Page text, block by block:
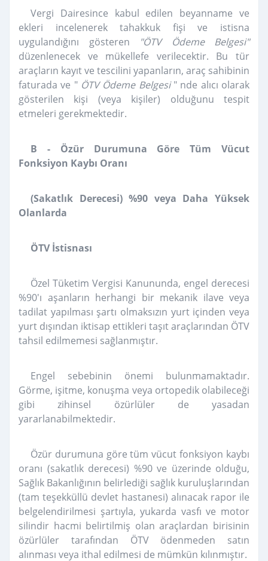
Vergi Dairesince kabul edilen beyanname ve
ekleri incelenerek tahakkuk fişi ve istisna
uygulandığını gösteren
"ÖTV Ödeme Belgesi"
düzenlenecek ve mükellefe verilecektir. Bu tür
araçların kayıt ve tescilini yapanların, araç sahibinin
faturada ve " ÖTV Ödeme Belgesi" nde alıcı olarak
gösterilen kişi (veya kişiler) olduğunu tespit
etmeleri gerekmektedir.
B - Özür Durumuna Göre Tüm Vücut
Fonksiyon Kaybı Oranı
(Sakatlık Derecesi) %90 veya Daha Yüksek
Olanlarda
ÖTV İstisnası
Özel Tüketim Vergisi Kanununda, engel derecesi
%90'ı aşanların herhangi bir mekanik ilave veya
tadilat yapılması şartı olmaksızın yurt içinden veya
yurt dışından iktisap ettikleri taşıt araçlarından ÖTV
tahsil edilmemesi sağlanmıştır.
Engel sebebinin önemi bulunmamaktadır.
Görme, işitme, konuşma veya ortopedik olabileceği
gibi zihinsel özürlüler de yasadan
yararlanabilmektedir.
Özür durumuna göre tüm vücut fonksiyon kaybı
oranı (sakatlık derecesi) %90 ve üzerinde olduğu,
Sağlık Bakanlığının belirlediği sağlık kuruluşlarından
(tam teşekküllü devlet hastanesi) alınacak rapor ile
belgelendirilmesi şartıyla, yukarda vasfı ve motor
silindir hacmi belirtilmiş olan araçlardan birisinin
özürlüler tarafından ÖTV ödenmeden satın
alınması veya ithal edilmesi de mümkün kılınmıştır.